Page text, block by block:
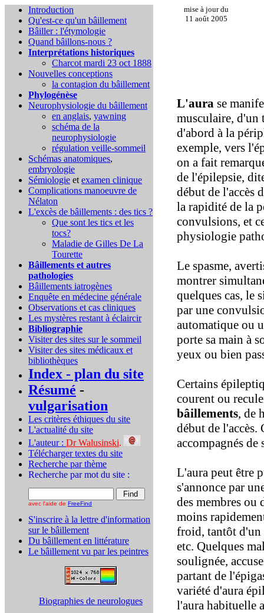
Introduction
Qu'est-ce qu'un bâillement
Bâiller : l'étymologie
Quand bâillons-nous ?
Interprétations historiques
Charcot mardi 23 oct 1888
Nouvelles conceptions
la contagion du bâillement
Phylogénèse
Neurophysiologie du bâillement
en anglais, yawning
schéma de la
neurophysiologie
régulation veille-sommeil
Schémas anatomiques,
embryologie
Sémiologie et examen clinique
Complications manoeuvre de
Nélaton
L'excès de bâillements : des tics ?
Que sont les tics et les
tocs?
Maladie de Gilles De La
Tourette
Bâillements et autres
pathologies
Bâillements iatrogènes
Enquête en médecine générale
Observations et cas cliniques
Les mystères restant à éclaircir
Bibliographie
Visiter des sites sur le sommeil
Visiter des sites médicaux et
bibliothèques
Index - plan du site
Résumé -
vulgarisation
Les critères éthiques du site
L'actualité du site
L'auteur : Dr Walusinski.
Télécharger textes du site
Recherche par thème
Recherche par mot du site :
avec l'aide de FreeFind
S'inscrire à la lettre d'information
sur le bâillement
Du bâillement en littérature
Le bâillement vu par les peintres
Biographies de neurologues
mise à jour du
11 août 2005
L'aura se
musculaire, d'un
d'abord à la
exemple, vers
on a fait
de l'épilepsie,
début de l'accès
la rapidité de la
convulsions, et
physiologie
Le spasme,
montrer
quelques cas, le
par une
automatique ou
porte sa main à
yeux ou bien
Certains
courent ou
bâillements, de
début de l'accès.
accompagnés de
L'aura peut être
s'annonce par
des membres ou
moins
froid, tantôt d'un
etc. Quelques
soulignée,
partant de
variété d'aura
l'aura habituelle